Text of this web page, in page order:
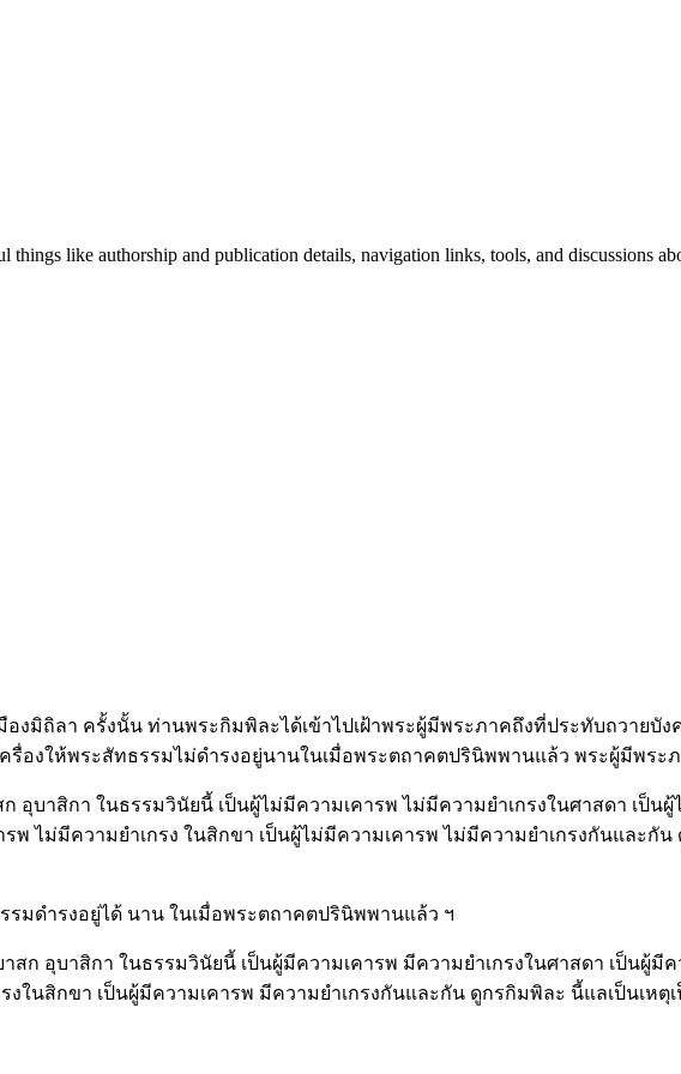
things like authorship and publication details, navigation links, tools, and discussions
งมิถิลา ครั้งนั้น ท่านพระกิมพิละได้เข้าไปเฝ้าพระผู้มีพระภาคถึงที่ประทับถวาย
รื่องให้พระสัทธรรมไม่ดำรงอยู่นานในเมื่อพระตถาคตปรินิพพานแล้ว พระผู้มีพระ
าสิกา ในธรรมวินัยนี้ เป็นผู้ไม่มีความเคารพ ไม่มีความยำเกรงในศาสดา เป็นผู้
พ ไม่มีความยำเกรง ในสิกขา เป็นผู้ไม่มีความเคารพ ไม่มีความยำเกรงกันและกัน
รมดำรงอยู่ได้ นาน ในเมื่อพระตถาคตปรินิพพานแล้ว ฯ
อุบาสิกา ในธรรมวินัยนี้ เป็นผู้มีความเคารพ มีความยำเกรงในศาสดา เป็นผู้มีค
งในสิกขา เป็นผู้มีความเคารพ มีความยำเกรงกันและกัน ดูกรกิมพิละ นี้แลเป็นเห